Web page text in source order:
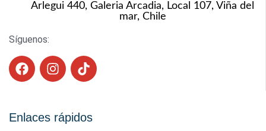
Arlegui 440, Galeria Arcadia, Local 107, Viña del
mar, Chile
Síguenos:
Enlaces rápidos